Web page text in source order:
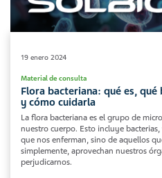
19 enero 2024
Material de consulta
Flora bacteriana: qué es,
y cómo cuidarla
La flora bacteriana es el grupo de
nuestro cuerpo. Esto incluye
que nos enferman, sino de aquellos
simplemente, aprovechan nuestros
perjudicarnos.